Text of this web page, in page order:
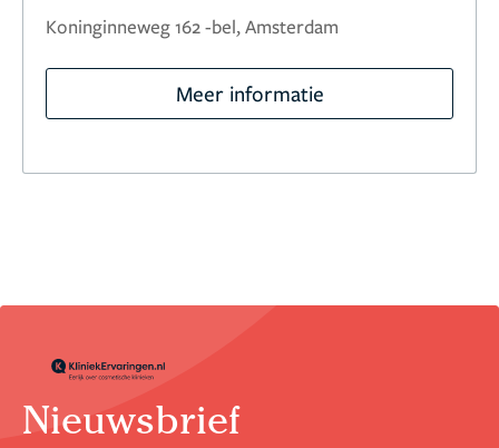
Koninginneweg 162 -bel, Amsterdam
Meer informatie
Nieuwsbrief